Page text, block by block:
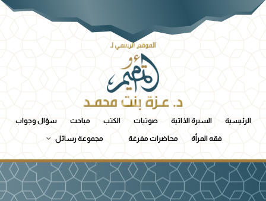
الرئيسية السيرة الذاتية صوتيات الكتب مباحث سؤال وجواب
فقه المرأة محاضرات مفرغة مجموعة رسائل